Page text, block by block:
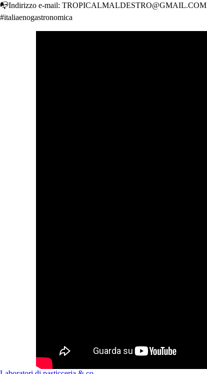
📭Indirizzo e-mail: TROPICALMALDESTRO@GMAIL.COM
#italiaenogastronomica